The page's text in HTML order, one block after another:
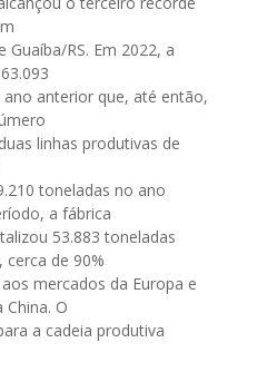
Guaíba/RS. Em 2022, a
anterior que, até então,
linhas produtivas de
toneladas no ano
a fábrica
53.883 toneladas
de 90%
mercados da Europa e
China. O
a cadeia produtiva